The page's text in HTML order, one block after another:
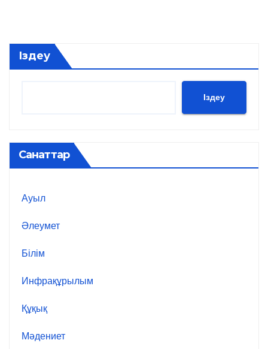
Іздеу
Іздеу
Санаттар
Ауыл
Әлеумет
Білім
Инфрақұрылым
Құқық
Мәдениет